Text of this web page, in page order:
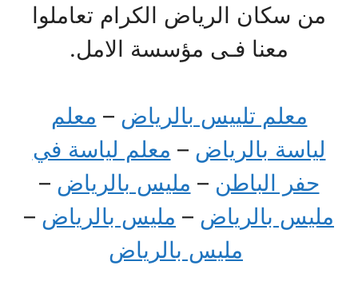
من سكان الرياض الكرام تعاملوا
معنا فـى مؤسسة الامل.
معلم تلييس بالرياض – معلم
لياسة بالرياض – معلم لياسة في
حفر الباطن – مليس بالرياض –
مليس بالرياض – مليس بالرياض –
مليس بالرياض